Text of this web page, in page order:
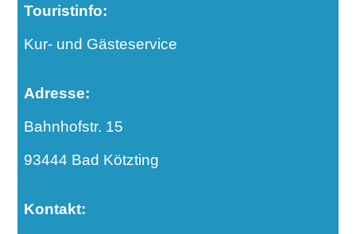
Touristinfo:
Kur- und Gästeservice
Adresse:
Bahnhofstr. 15
93444 Bad Kötzting
Kontakt: